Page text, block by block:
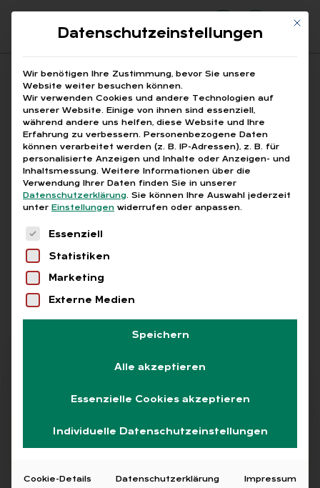
Suchfeld
Suchen
Breadcrumb-Navigation
STARTSEITE AUSBILDUNGSMANAGEMENT
Alle Bei­trä­ge mit dem
Schlag­wort „Aus­bil­
dungs­ma­nage­ment“
Alle Free Abo L+G +
AUSGABE 4/2019
Mit
Datenschutzeinstellungen
Wir benötigen Ihre Zustimmung, bevor Sie unsere
Website weiter besuchen können.
Wir verwenden Cookies und andere Technologien auf
unserer Website. Einige von ihnen sind essenziell,
während andere uns helfen, diese Website und Ihre
Erfahrung zu verbessern. Personenbezogene Daten
können verarbeitet werden (z. B. IP-Adressen), z. B. für
personalisierte Anzeigen und Inhalte oder Anzeigen- und
Inhaltsmessung. Weitere Informationen über die
Verwendung Ihrer Daten finden Sie in unserer
Datenschutzerklärung. Sie können Ihre Auswahl jederzeit
unter Einstellungen widerrufen oder anpassen.
Es folgt eine Liste der Service-Gruppen, für
Essenziell
Statistiken
Marketing
Externe Medien
Speichern
Alle akzeptieren
Essenzielle Cookies akzeptieren
Individuelle Datenschutzeinstellungen
Cookie-Details Datenschutzerklärung Impressum